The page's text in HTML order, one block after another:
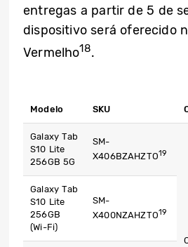
entregas a partir de 5 de
dispositivo será oferecido
Vermelho18.
Modelo SKU
Galaxy Tab
S10 Lite
256GB 5G
SM-
X406BZAHZTO19
Galaxy Tab
S10 Lite
256GB
(Wi-Fi)
SM-
X400NZAHZTO19